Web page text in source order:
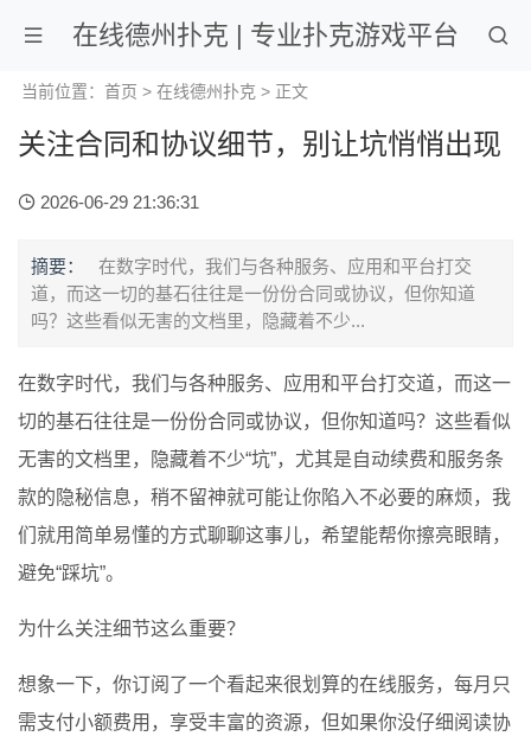
在线德州扑克 | 专业扑克游戏平台
当前位置： 首页 > 在线德州扑克 > 正文
关注合同和协议细节，别让坑悄悄出现
2026-06-29 21:36:31
摘要：
在数字时代，我们与各种服务、应用和平台打交
道，而这一切的基石往往是一份份合同或协议，但你知道
吗？这些看似无害的文档里，隐藏着不少...
在数字时代，我们与各种服务、应用和平台打交道，而这一
切的基石往往是一份份合同或协议，但你知道吗？这些看似
无害的文档里，隐藏着不少“坑”，尤其是自动续费和服务条
款的隐秘信息，稍不留神就可能让你陷入不必要的麻烦，我
们就用简单易懂的方式聊聊这事儿，希望能帮你擦亮眼睛，
避免“踩坑”。
为什么关注细节这么重要？
想象一下，你订阅了一个看起来很划算的在线服务，每月只
需支付小额费用，享受丰富的资源，但如果你没仔细阅读协